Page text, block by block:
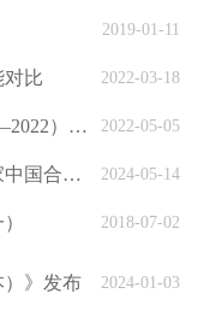
2019-01-11
2022-03-18
比
2022-05-05
《合成橡胶牌号规范》（GB/T5577—2022）发布
2024-05-14
中国石油化工集团有限公司首席专家中国合成橡胶工业协会副会长庄毅当选国际合成橡胶生产者协会国际主席
2018-07-02
2024-01-03
）》发布